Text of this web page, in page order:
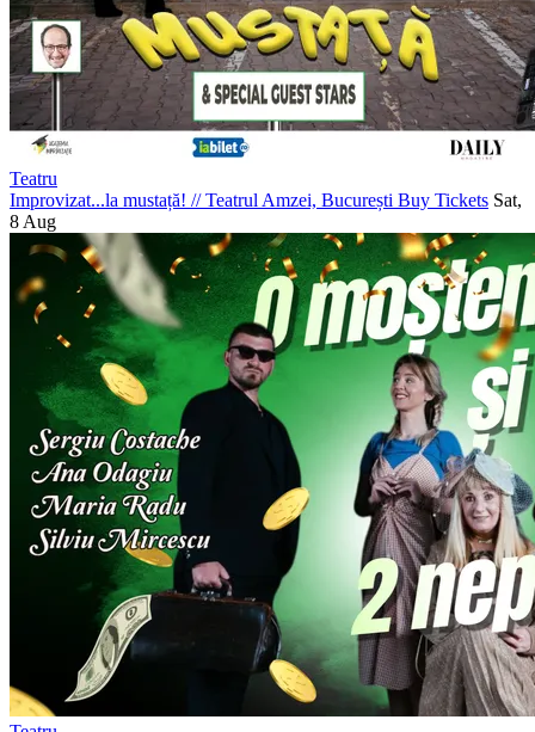
Teatru
Improvizat...la mustață! //Teatrul Amzei, București Buy Tickets Sat,
8 Aug